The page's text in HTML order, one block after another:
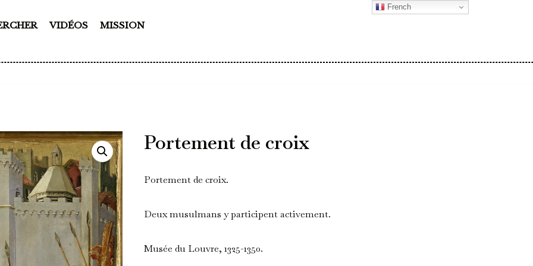
VIDÉOS MISSION
Portement de croix
Portement de croix.
Deux musulmans y participent activement.
Musée du Louvre, 1325-1350.
French